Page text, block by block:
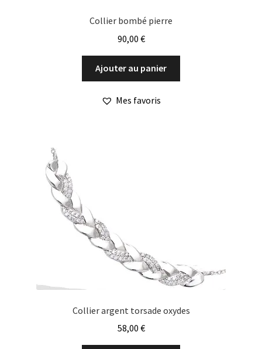
Collier bombé pierre
90,00 €
Ajouter au panier
Mes favoris
Collier argent torsade oxydes
58,00 €